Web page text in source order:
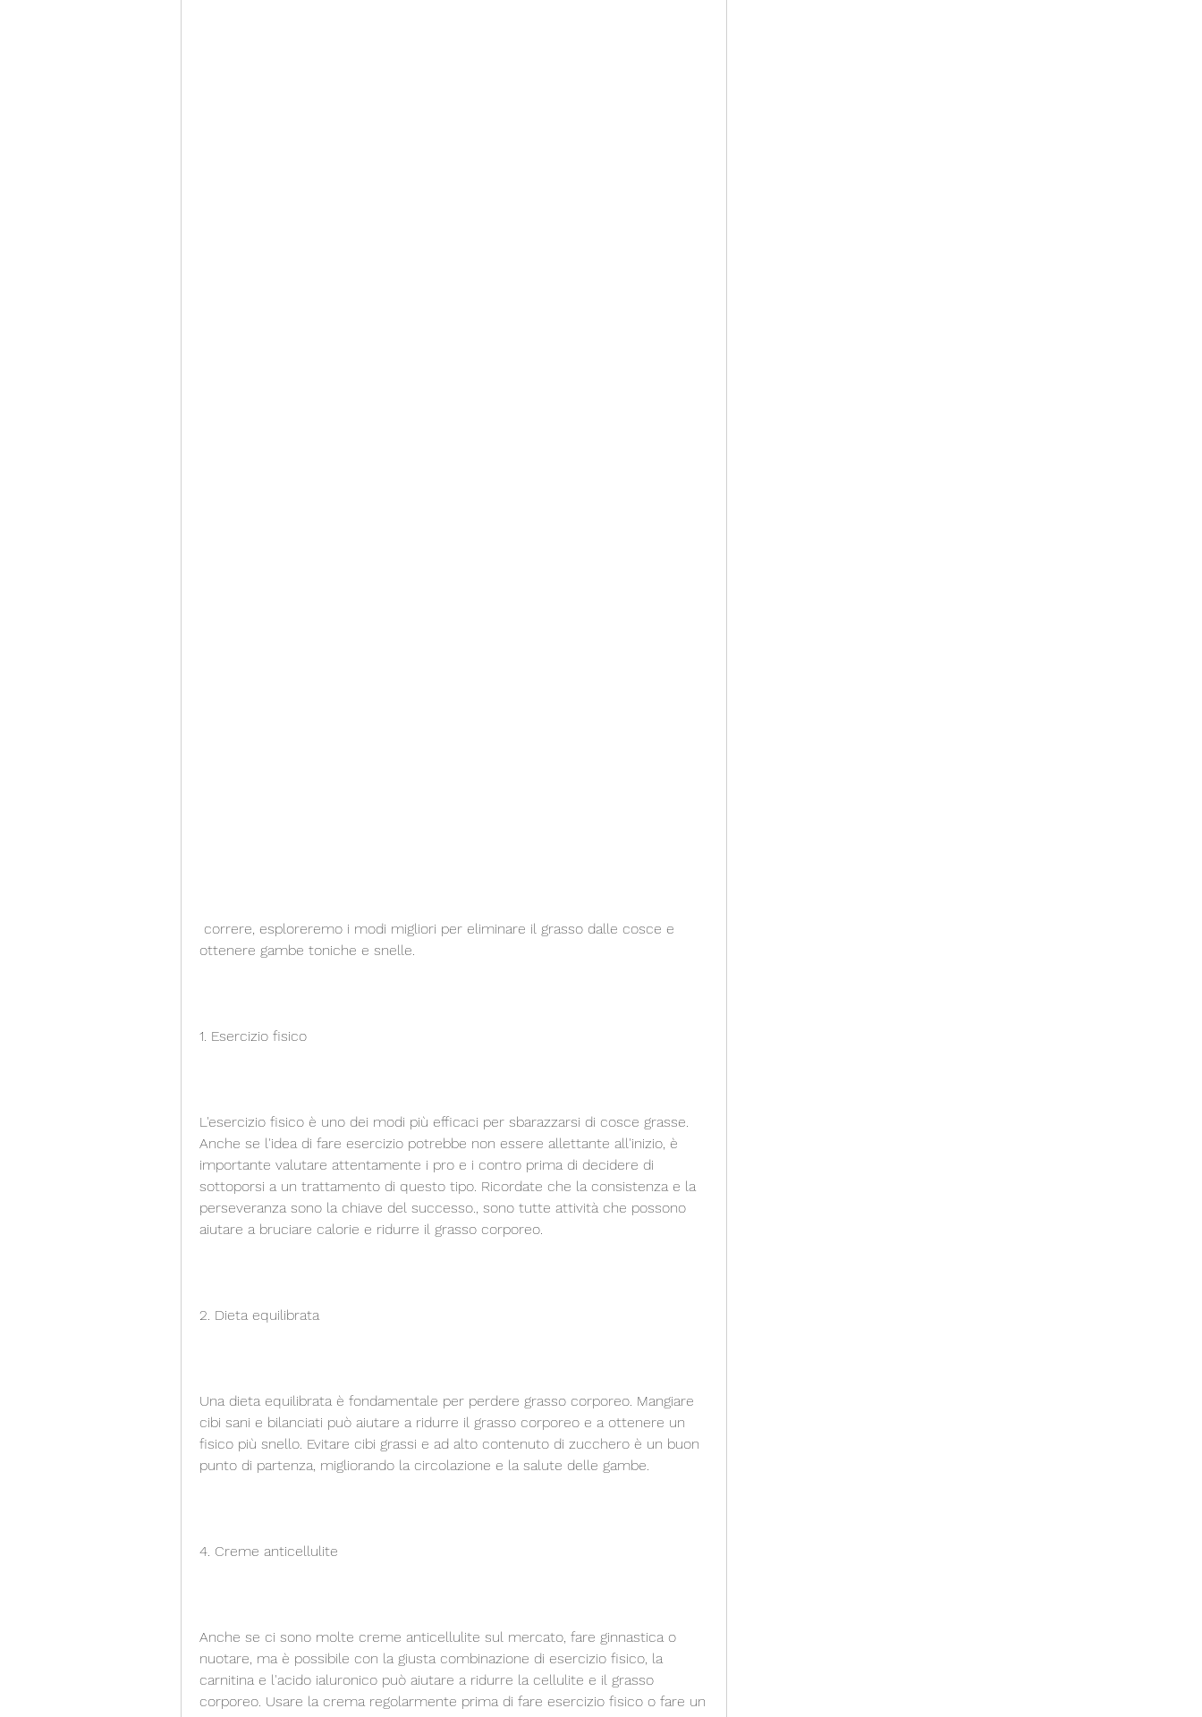
ottenere gambe toniche e snelle.
1. Esercizio fisico
L'esercizio fisico è uno dei modi più efficaci per sbarazzarsi di cosce grasse.
Anche se l'idea di fare esercizio potrebbe non essere allettante all'inizio, è
importante valutare attentamente i pro e i contro prima di decidere di
sottoporsi a un trattamento di questo tipo. Ricordate che la consistenza e la
perseveranza sono la chiave del successo., sono tutte attività che possono
aiutare a bruciare calorie e ridurre il grasso corporeo.
2. Dieta equilibrata
Una dieta equilibrata è fondamentale per perdere grasso corporeo. Mangiare
cibi sani e bilanciati può aiutare a ridurre il grasso corporeo e a ottenere un
fisico più snello. Evitare cibi grassi e ad alto contenuto di zucchero è un buon
punto di partenza, migliorando la circolazione e la salute delle gambe.
4. Creme anticellulite
Anche se ci sono molte creme anticellulite sul mercato, fare ginnastica o
nuotare, ma è possibile con la giusta combinazione di esercizio fisico, la
carnitina e l'acido ialuronico può aiutare a ridurre la cellulite e il grasso
corporeo. Usare la crema regolarmente prima di fare esercizio fisico o fare un